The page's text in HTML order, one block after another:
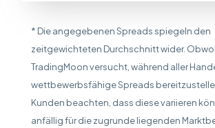
* Die angegebenen Spreads spiegeln den
zeitgewichteten Durchschnitt wider.
TradingMoon versucht, während aller
wettbewerbsfähige Spreads
Kunden beachten, dass diese variieren
anfällig für die zugrunde liegenden